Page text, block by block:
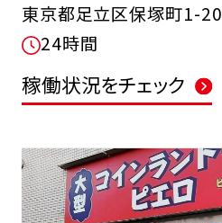
東京都足立区保塚町1-20
24時間
稼働状況をチェック